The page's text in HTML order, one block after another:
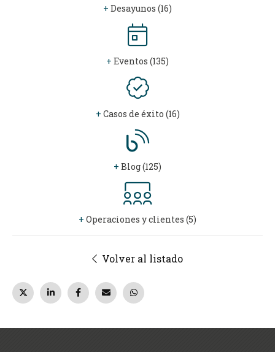
+ Desayunos (16)
+ Eventos (135)
+ Casos de éxito (16)
+ Blog (125)
+ Operaciones y clientes (5)
Volver al listado